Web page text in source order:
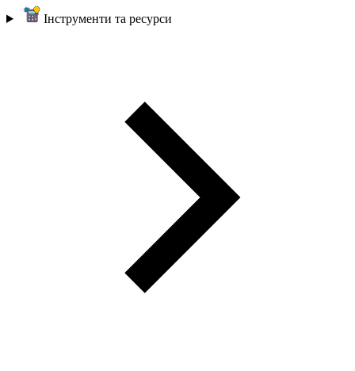
Інструменти та ресурси